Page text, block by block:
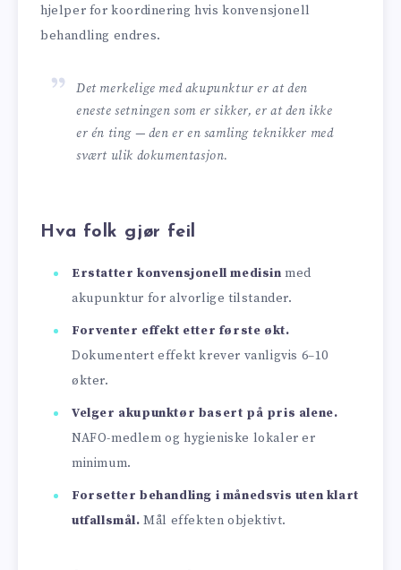
hjelper for koordinering hvis konvensjonell
behandling endres.
Det merkelige med akupunktur er at den
eneste setningen som er sikker, er at den ikke
er én ting — den er en samling teknikker med
svært ulik dokumentasjon.
Hva folk gjør feil
Erstatter konvensjonell medisin med
akupunktur for alvorlige tilstander.
Forventer effekt etter første økt.
Dokumentert effekt krever vanligvis 6–10
økter.
Velger akupunktør basert på pris alene.
NAFO-medlem og hygieniske lokaler er
minimum.
Forsetter behandling i månedsvis uten klart
utfallsmål. Mål effekten objektivt.